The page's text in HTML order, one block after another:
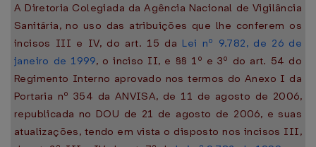
A Diretoria Colegiada da Agência Nacional de Vigilância
Sanitária, no uso das atribuições que lhe conferem os
incisos III e IV, do art. 15 da Lei nº 9.782, de 26 de
janeiro de 1999, o inciso II, e §§ 1º e 3º do art. 54 do
Regimento Interno aprovado nos termos do Anexo I da
Portaria nº 354 da ANVISA, de 11 de agosto de 2006,
republicada no DOU de 21 de agosto de 2006, e suas
atualizações, tendo em vista o disposto nos incisos III,